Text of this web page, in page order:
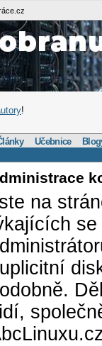
!
Učebnice
na
se